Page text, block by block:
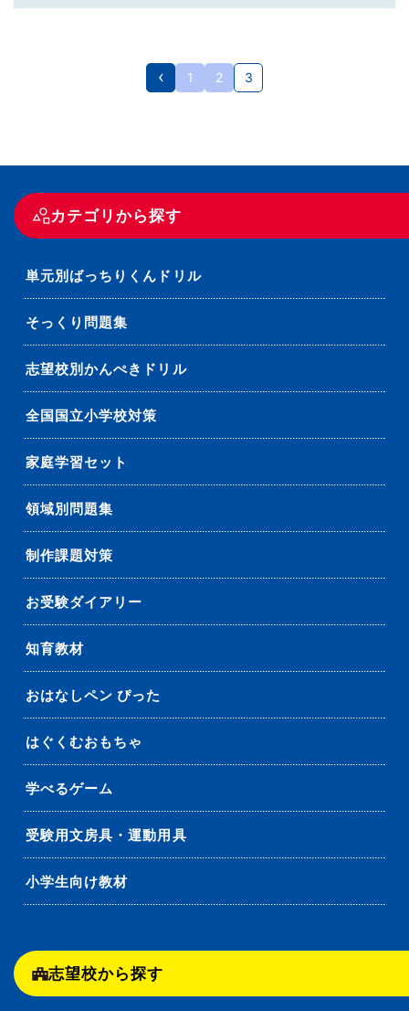
カテゴリから探す
単元別ばっちりくんドリル
そっくり問題集
志望校別かんぺきドリル
全国国立小学校対策
家庭学習セット
領域別問題集
制作課題対策
お受験ダイアリー
知育教材
おはなしペン ぴった
はぐくむおもちゃ
学べるゲーム
受験用文房具・運動用具
小学生向け教材
志望校から探す
1 2 3